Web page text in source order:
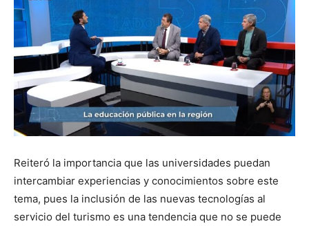
Reiteró la importancia que las universidades puedan
intercambiar experiencias y conocimientos sobre este
tema, pues la inclusión de las nuevas tecnologías al
servicio del turismo es una tendencia que no se puede